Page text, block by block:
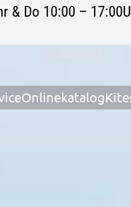
& Do 10:00 –
Onlinekatalog